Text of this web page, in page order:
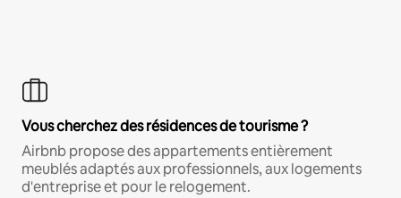
Vous cherchez des résidences de tourisme ?
Airbnb propose des appartements entièrement
meublés adaptés aux professionnels, aux logements
d'entreprise et pour le relogement.